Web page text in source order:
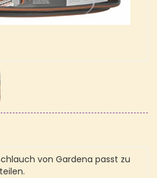
von Gardena passt zu